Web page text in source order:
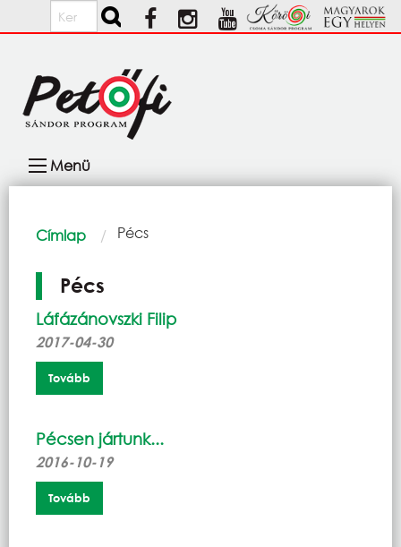
Ugrás a tartalomra
Keresés
navigáció
Menü
Morzsa
Címlap Current:
Pécs
Pécs
Láfázánovszki Filip
2017-04-30
Tovább
Pécsen jártunk...
2016-10-19
Tovább